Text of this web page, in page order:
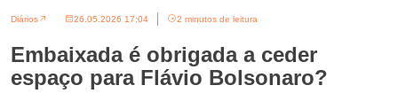
Diários 26.05.2026 17:04 2 minutos de leitura
Embaixada é obrigada a ceder
espaço para Flávio Bolsonaro?